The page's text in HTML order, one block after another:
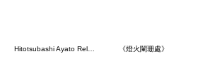
《燈火闌珊處》